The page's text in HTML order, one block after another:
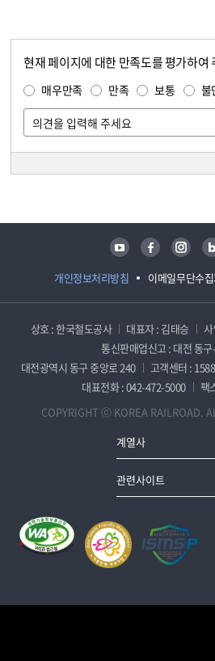
현재 페이지에 대한 만족도를 평가하여
매우만족 만족 보통 불
개인정보처리방침 이메일무단수
유튜브 페이스북 인스타그램 블로그
상호 : 한국철도공사 대표자 : 김태승
통신판매업신고 : 대전 동
대전광역시 동구 중앙로 240
고객센터 :
대표전화 : 042-472-5000
팩
COPYRIGHT ⓒ KOREA RAILROAD.
계열사
관련사이트